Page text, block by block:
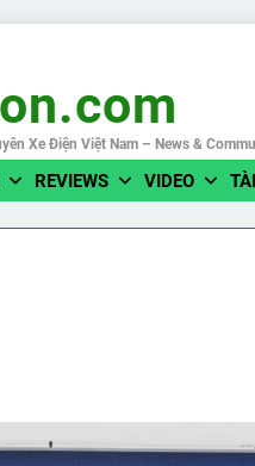
Xe Điện Việt Nam – News &
REVIEWS VIDEO